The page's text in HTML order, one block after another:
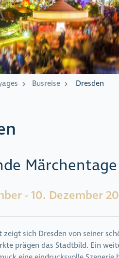
Busreise Dresden
- 10. Dezember
zeigt sich Dresden von seiner
prägen das Stadtbild. Ein